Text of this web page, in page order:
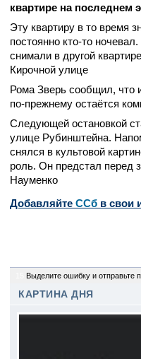
квартире на последнем
Эту квартиру в то время
постоянно кто-то
снимали в другой
Кирочной улице
Рома Зверь сообщил, что
по-прежнему остаётся
Следующей остановкой
улице Рубинштейна.
снялся в культовой
роль. Он предстал перед
Науменко
Добавляйте CСб в свои
Выделите ошибку и отправьте
КАРТИНА ДНЯ